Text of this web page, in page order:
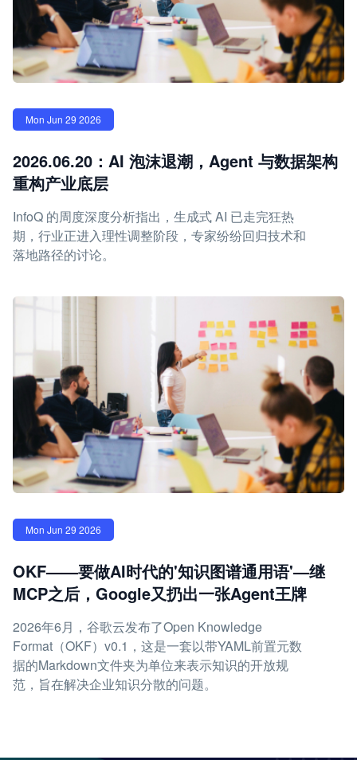
Mon Jun 29 2026
2026.06.20：AI 泡沫退潮，Agent 与数据架构
重构产业底层
InfoQ 的周度深度分析指出，生成式 AI 已走完狂热
期，行业正进入理性调整阶段，专家纷纷回归技术和
落地路径的讨论。
Mon Jun 29 2026
OKF——要做AI时代的'知识图谱通用语'—继
MCP之后，Google又扔出一张Agent王牌
2026年6月，谷歌云发布了Open Knowledge
Format（OKF）v0.1，这是一套以带YAML前置元数
据的Markdown文件夹为单位来表示知识的开放规
范，旨在解决企业知识分散的问题。